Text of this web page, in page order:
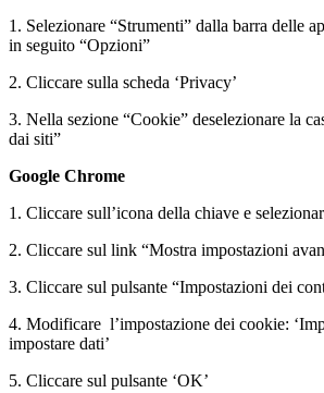
1. Selezionare “Strumenti” dalla barra delle
in seguito “Opzioni”
2. Cliccare sulla scheda ‘Privacy’
3. Nella sezione “Cookie” deselezionare la
dai siti”
Google Chrome
1. Cliccare sull’icona della chiave e
2. Cliccare sul link “Mostra impostazioni
3. Cliccare sul pulsante “Impostazioni dei
4. Modificare l’impostazione dei cookie:
impostare dati’
5. Cliccare sul pulsante ‘OK’